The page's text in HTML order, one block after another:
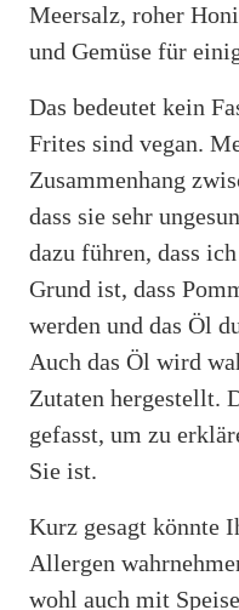
Meersalz, roher
und Gemüse für
Das bedeutet kein
Frites sind vegan.
Zusammenhang
dass sie sehr
dazu führen, dass
Grund ist, dass
werden und das Öl
Auch das Öl wird
Zutaten hergestellt.
gefasst, um zu
Sie ist.
Kurz gesagt könnte
Allergen
wohl auch mit